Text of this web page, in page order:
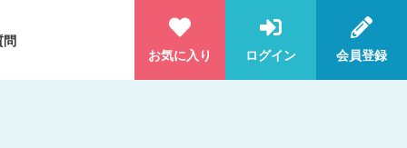
問
お気に入り
ログイン 会員登録